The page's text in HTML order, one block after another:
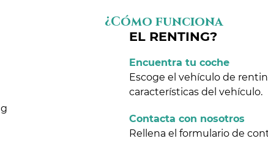
¿Cómo funciona
EL RENTING?
Encuentra tu coche
Escoge el vehículo de
características del vehículo.
Contacta con nosotros
Rellena el formulario de